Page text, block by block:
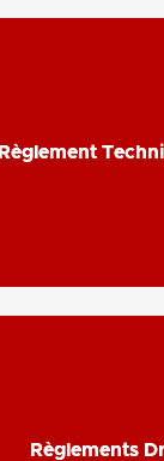
Règlement
Règlement
Règlements
Règlements